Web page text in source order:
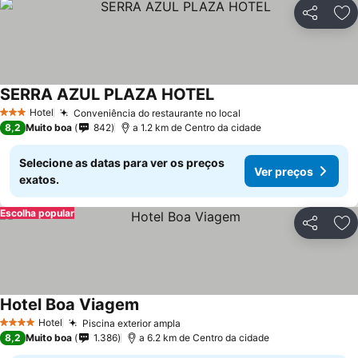
Partilhar
3 EstrelasHotel Conveniência do restaurante no local
SERRA AZUL PLAZA HOTEL
8,2 Muito boa 842 a 1.2 km de Centro da cidade
Selecione as datas para ver os preços
exatos.
Ver preços
Partilhar
Escolha popular
4 EstrelasHotel Piscina exterior ampla
Hotel Boa Viagem
8,2 Muito boa 1.386 a 6.2 km de Centro da cidade